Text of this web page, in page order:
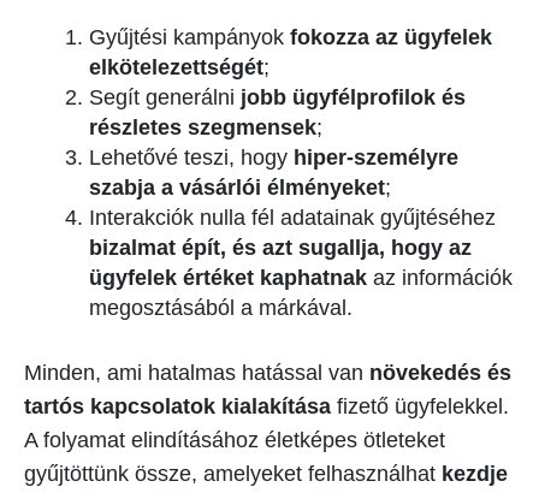
Gyűjtési kampányok fokozza az ügyfelek
elkötelezettségét;
Segít generálni jobb ügyfélprofilok és
részletes szegmensek;
Lehetővé teszi, hogy hiper-személyre
szabja a vásárlói élményeket;
Interakciók nulla fél adatainak gyűjtéséhez
bizalmat épít, és azt sugallja, hogy az
ügyfelek értéket kaphatnak az információk
megosztásából a márkával.
Minden, ami hatalmas hatással van növekedés és
tartós kapcsolatok kialakítása fizető ügyfelekkel.
A folyamat elindításához életképes ötleteket
gyűjtöttünk össze, amelyeket felhasználhat kezdje